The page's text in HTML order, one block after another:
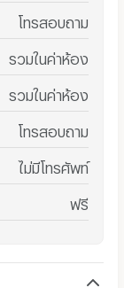
โทรสอบถาม
รวมในค่าห้อง
รวมในค่าห้อง
โทรสอบถาม
ไม่มีโทรศัพท์
ฟรี